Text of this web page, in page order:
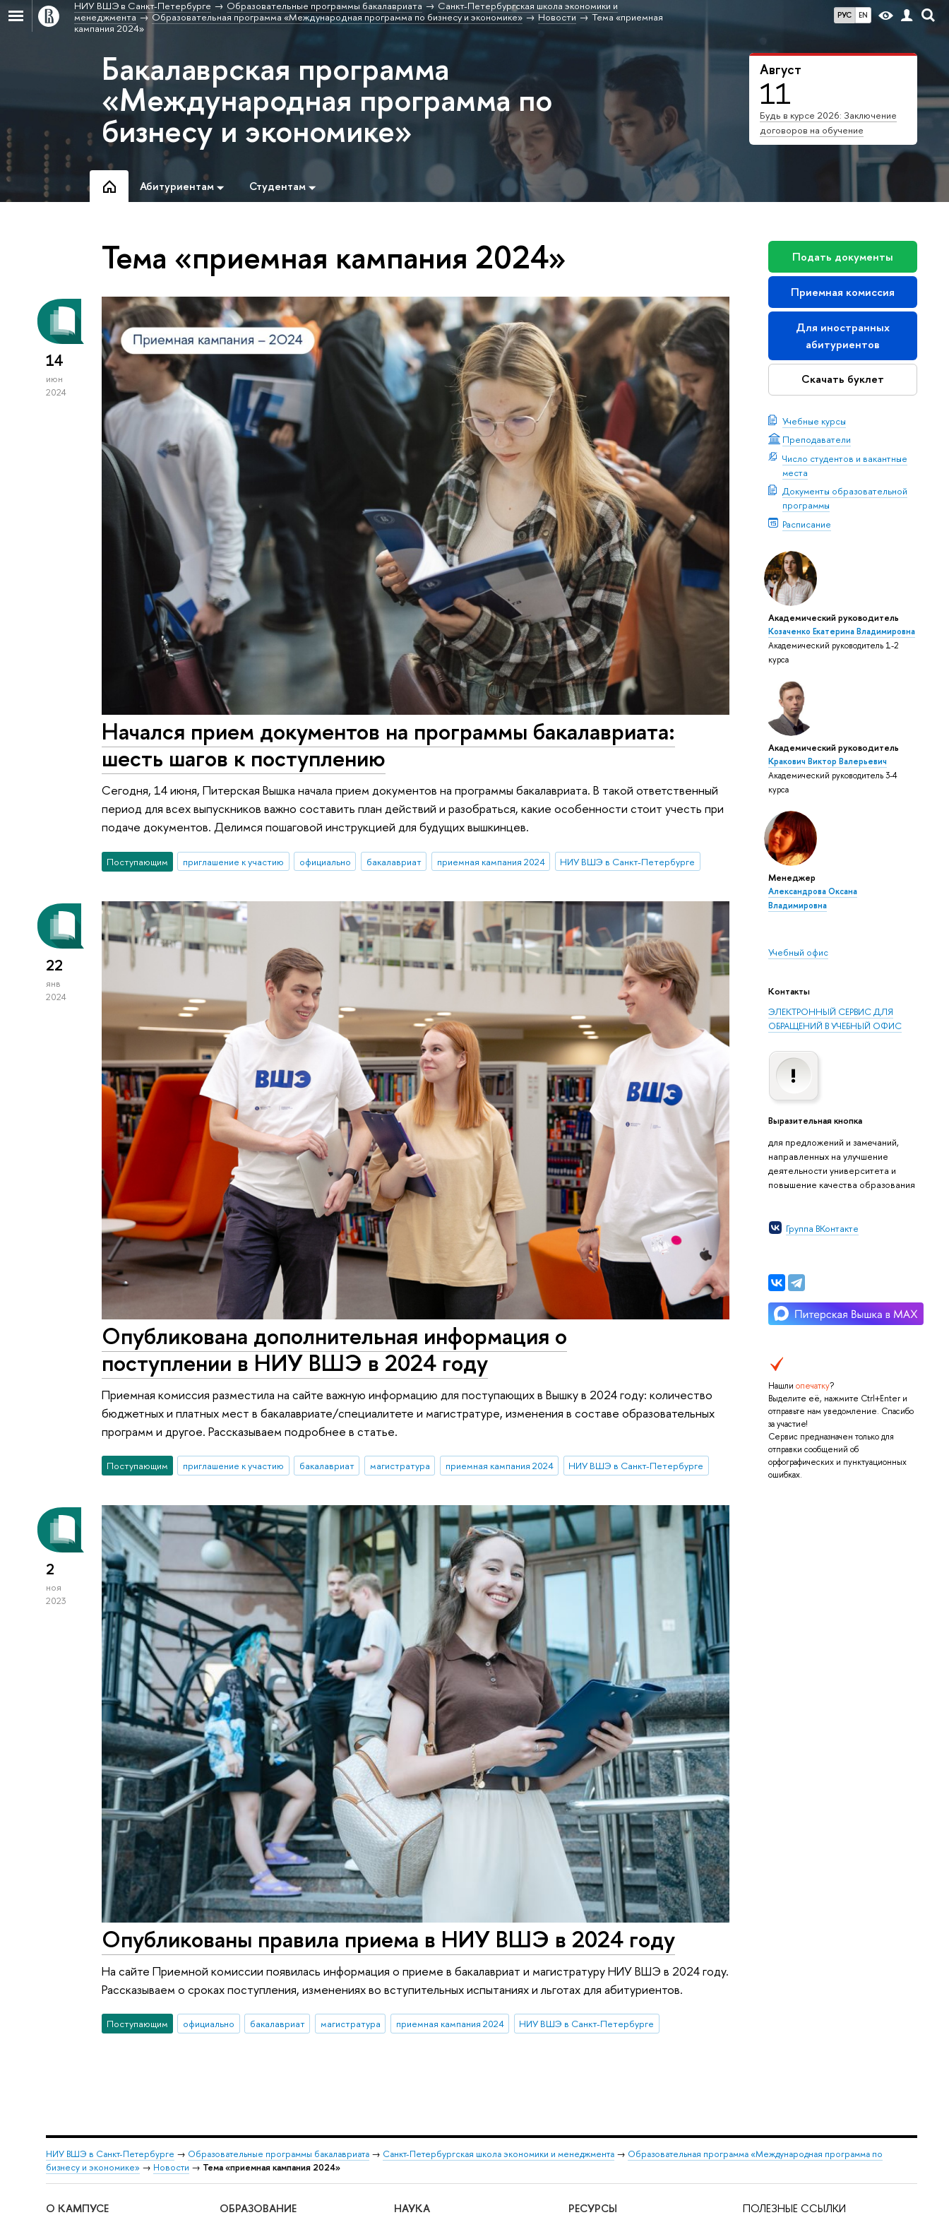
РУС EN
НИУ ВШЭ в Санкт-Петербурге Образовательные программы бакалавриата
Санкт-Петербургская школа экономики и
менеджмента
Образовательная программа «Международная программа по бизнесу и экономике» Новости
Тема «приемная
кампания 2024»
Август
11
Будь в курсе 2026: Заключение
договоров на обучение
Бакалаврская программа
«Международная программа по
бизнесу и экономике»
Абитуриентам Студентам
Подать документы
Приемная комиссия
Для иностранных
абитуриентов
Скачать буклет
Учебные курсы
Преподаватели
Число студентов и вакантные
места
Документы образовательной
программы
Расписание
Академический руководитель
Козаченко Екатерина Владимировна
Академический руководитель 1-2
курса
Академический руководитель
Кракович Виктор Валерьевич
Академический руководитель 3-4
курса
Менеджер
Александрова Оксана
Владимировна
Учебный офис
Контакты
ЭЛЕКТРОННЫЙ СЕРВИС ДЛЯ
ОБРАЩЕНИЙ В УЧЕБНЫЙ ОФИС
Выразительная кнопка
для предложений и замечаний,
направленных на улучшение
деятельности университета и
повышение качества образования
Группа ВКонтакте
Нашли опечатку?
Выделите её, нажмите Ctrl+Enter и
отправьте нам уведомление. Спасибо
за участие!
Сервис предназначен только для
отправки сообщений об
орфографических и пунктуационных
ошибках.
Тема «приемная кампания 2024»
14
июн
2024
Начался прием документов на программы бакалавриата:
шесть шагов к поступлению
Сегодня, 14 июня, Питерская Вышка начала прием документов на программы бакалавриата. В такой ответственный
период для всех выпускников важно составить план действий и разобраться, какие особенности стоит учесть при
подаче документов. Делимся пошаговой инструкцией для будущих вышкинцев.
Поступающим приглашение к участию официально бакалавриат приемная кампания 2024 НИУ ВШЭ в Санкт-Петербурге
22
янв
2024
Опубликована дополнительная информация о
поступлении в НИУ ВШЭ в 2024 году
Приемная комиссия разместила на сайте важную информацию для поступающих в Вышку в 2024 году: количество
бюджетных и платных мест в бакалавриате/специалитете и магистратуре, изменения в составе образовательных
программ и другое. Рассказываем подробнее в статье.
Поступающим приглашение к участию бакалавриат магистратура приемная кампания 2024 НИУ ВШЭ в Санкт-Петербурге
2
ноя
2023
Опубликованы правила приема в НИУ ВШЭ в 2024 году
На сайте Приемной комиссии появилась информация о приеме в бакалавриат и магистратуру НИУ ВШЭ в 2024 году.
Рассказываем о сроках поступления, изменениях во вступительных испытаниях и льготах для абитуриентов.
Поступающим официально бакалавриат магистратура приемная кампания 2024 НИУ ВШЭ в Санкт-Петербурге
НИУ ВШЭ в Санкт-Петербурге → Образовательные программы бакалавриата→ Санкт-Петербургская школа экономики и менеджмента→ Образовательная программа «Международная программа по
бизнесу и экономике» → Новости → Тема «приемная кампания 2024»
О КАМПУСЕ ОБРАЗОВАНИЕ НАУКА РЕСУРСЫ ПОЛЕЗНЫЕ ССЫЛКИ